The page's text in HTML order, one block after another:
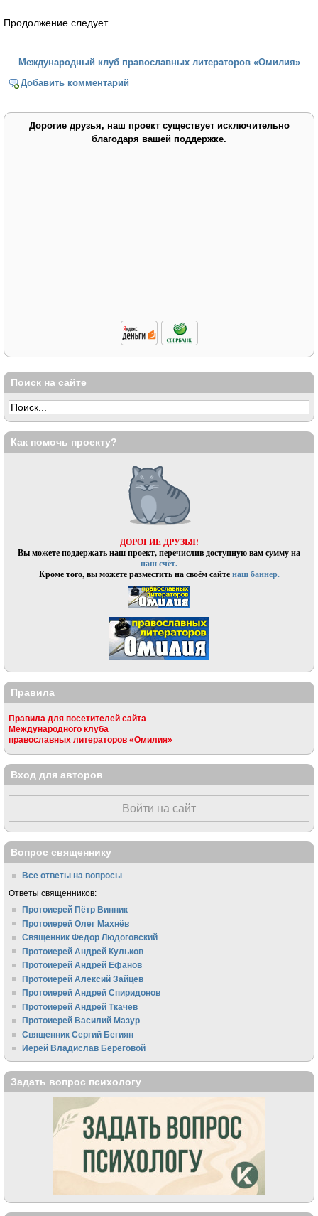
Продолжение следует.
Международный клуб православных литераторов «Омилия»
Добавить комментарий
Дорогие друзья, наш проект существует исключительно
благодаря вашей поддержке.
Поиск на сайте
Как помочь проекту?
ДОРОГИЕ ДРУЗЬЯ!
Вы можете поддержать наш проект, перечислив доступную вам сумму на
наш счёт.
Кроме того, вы можете разместить на своём сайтенаш баннер.
Правила
Правила для посетителей сайта
Международного клуба
православных литераторов «Омилия»
Вход для авторов
Войти на сайт
Вопрос священнику
Все ответы на вопросы
Ответы священников:
Протоиерей Пётр Винник
Протоиерей Олег Махнёв
Священник Федор Людоговский
Протоиерей Андрей Кульков
Протоиерей Андрей Ефанов
Протоиерей Алексий Зайцев
Протоиерей Андрей Спиридонов
Протоиерей Андрей Ткачёв
Протоиерей Василий Мазур
Священник Сергий Бегиян
Иерей Владислав Береговой
Задать вопрос психологу